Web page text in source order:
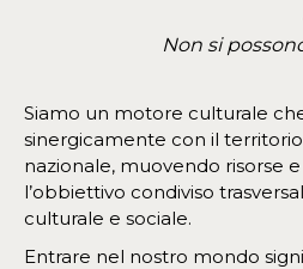
Non si
Siamo un motore culturale
sinergicamente con il
nazionale, muovendo risorse
l’obbiettivo condiviso
culturale e sociale.
Entrare nel nostro mondo